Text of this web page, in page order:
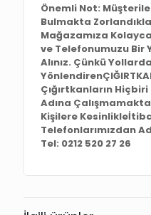
Önemli Not:
Bulmakta
Mağazamıza
ve Telefonumuzu Bir
Alınız. Çünkü
Çığırtkanların
Adına
Kişilere
Telefonlarımızdan
Tel: 0212 520 27 26